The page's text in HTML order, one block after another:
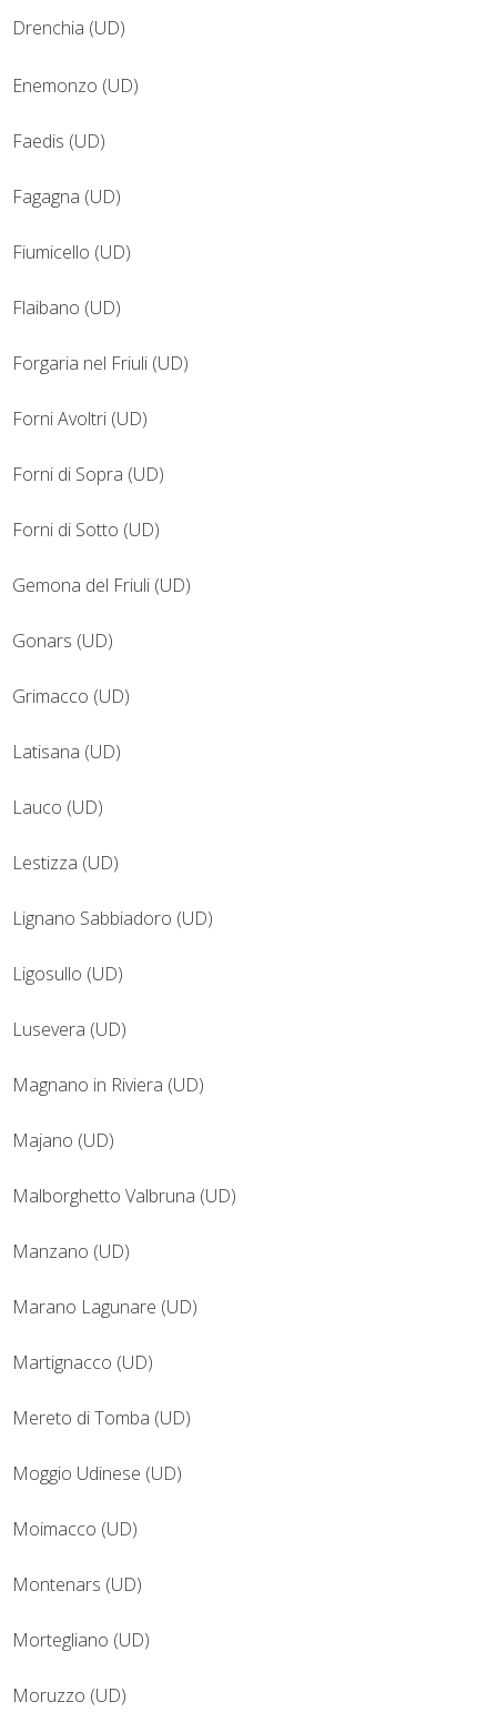
Drenchia (UD)
Enemonzo (UD)
Faedis (UD)
Fagagna (UD)
Fiumicello (UD)
Flaibano (UD)
Forgaria nel Friuli (UD)
Forni Avoltri (UD)
Forni di Sopra (UD)
Forni di Sotto (UD)
Gemona del Friuli (UD)
Gonars (UD)
Grimacco (UD)
Latisana (UD)
Lauco (UD)
Lestizza (UD)
Lignano Sabbiadoro (UD)
Ligosullo (UD)
Lusevera (UD)
Magnano in Riviera (UD)
Majano (UD)
Malborghetto Valbruna (UD)
Manzano (UD)
Marano Lagunare (UD)
Martignacco (UD)
Mereto di Tomba (UD)
Moggio Udinese (UD)
Moimacco (UD)
Montenars (UD)
Mortegliano (UD)
Moruzzo (UD)